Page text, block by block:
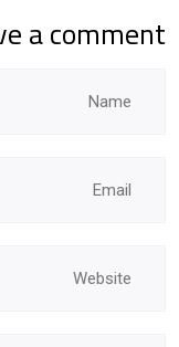
a comment